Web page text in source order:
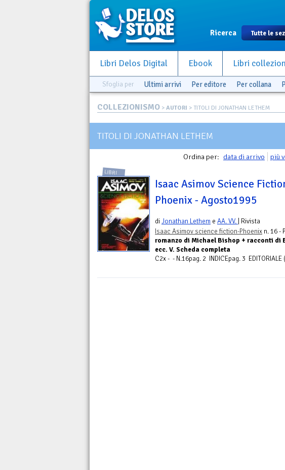
Ricerca
Libri Delos Digital Ebook Libri
Sfoglia per Ultimi arrivi Per editore Per collana
COLLEZIONISMO > AUTORI > TITOLI DI JONATHAN LETHEM
TITOLI DI JONATHAN LETHEM
Ordina per: data di arrivo più
LIBRI
Isaac Asimov Science
Phoenix - Agosto1995
diJonathan Lethem e AA. VV. | Rivista
Isaac Asimov science fiction-Phoenix n. 16 -
romanzo di Michael Bishop + racconti di
ecc. V. Scheda completa
C2x - - N.16pag. 2 INDICEpag. 3